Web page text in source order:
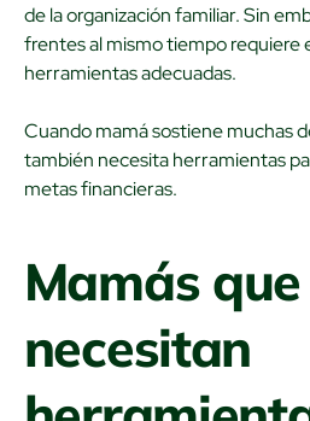
de la organización familiar. Sin
frentes al mismo tiempo requiere
herramientas adecuadas.
Cuando mamá sostiene muchas
también necesita herramientas
metas financieras.
Mamás
necesitan